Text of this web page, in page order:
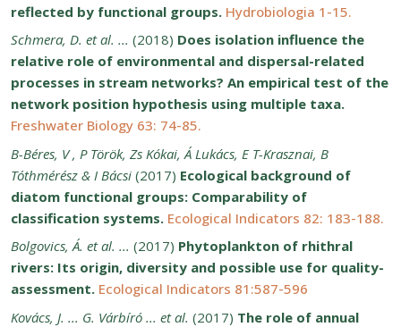
reflected by functional groups. Hydrobiologia 1-15.
Schmera, D. et al. ... (2018) Does isolation influence the
relative role of environmental and dispersal-related
processes in stream networks? An empirical test of the
network position hypothesis using multiple taxa.
Freshwater Biology 63: 74-85.
B-Béres, V , P Török, Zs Kókai, Á Lukács, E T-Krasznai, B
Tóthmérész & I Bácsi (2017) Ecological background of
diatom functional groups: Comparability of
classification systems. Ecological Indicators 82: 183-188.
Bolgovics, Á. et al. ... (2017) Phytoplankton of rhithral
rivers: Its origin, diversity and possible use for quality-
assessment. Ecological Indicators 81:587-596
Kovács, J. ... G. Várbíró ... et al. (2017) The role of annual